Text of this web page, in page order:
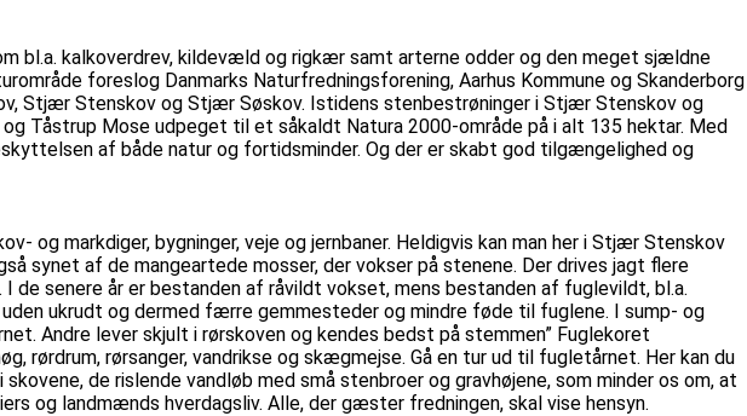
bl.a. kalkoverdrev, kildevæld og rigkær samt arterne odder og den meget sjældne
foreslog Danmarks Naturfredningsforening, Aarhus Kommune og Skanderborg
Stjær Stenskov og Stjær Søskov. Istidens stenbestrøninger i Stjær Stenskov og
Tåstrup Mose udpeget til et såkaldt Natura 2000-område på i alt 135 hektar. Med
af både natur og fortidsminder. Og der er skabt god tilgængelighed og
og markdiger, bygninger, veje og jernbaner. Heldigvis kan man her i Stjær Stenskov
synet af de mangeartede mosser, der vokser på stenene. Der drives jagt flere
senere år er bestanden af råvildt vokset, mens bestanden af fuglevildt, bl.a.
ukrudt og dermed færre gemmesteder og mindre føde til fuglene. I sump- og
Andre lever skjult i rørskoven og kendes bedst på stemmen” Fuglekoret
rørsanger, vandrikse og skægmejse. Gå en tur ud til fugletårnet. Her kan du
de rislende vandløb med små stenbroer og gravhøjene, som minder os om, at
og landmænds hverdagsliv. Alle, der gæster fredningen, skal vise hensyn.